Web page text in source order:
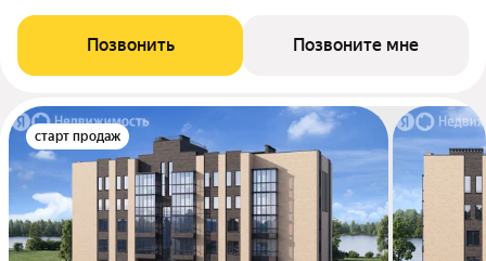
Позвонить Позвоните мне
старт продаж